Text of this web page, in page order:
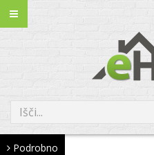
Podrobno